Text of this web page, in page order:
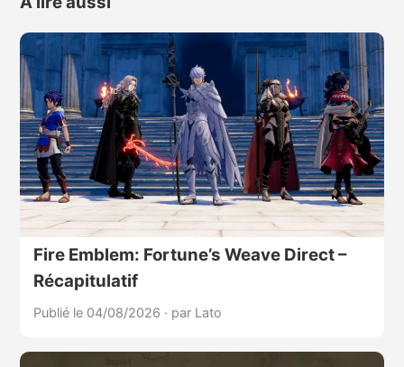
Fire Emblem: Fortune’s Weave Direct –
Récapitulatif
Publié le 04/08/2026 · par Lato